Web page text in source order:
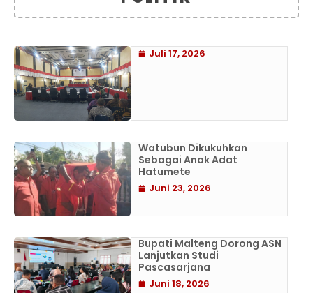
Juli 17, 2026
Watubun Dikukuhkan
Sebagai Anak Adat
Hatumete
Juni 23, 2026
Bupati Malteng Dorong ASN
Lanjutkan Studi
Pascasarjana
Juni 18, 2026